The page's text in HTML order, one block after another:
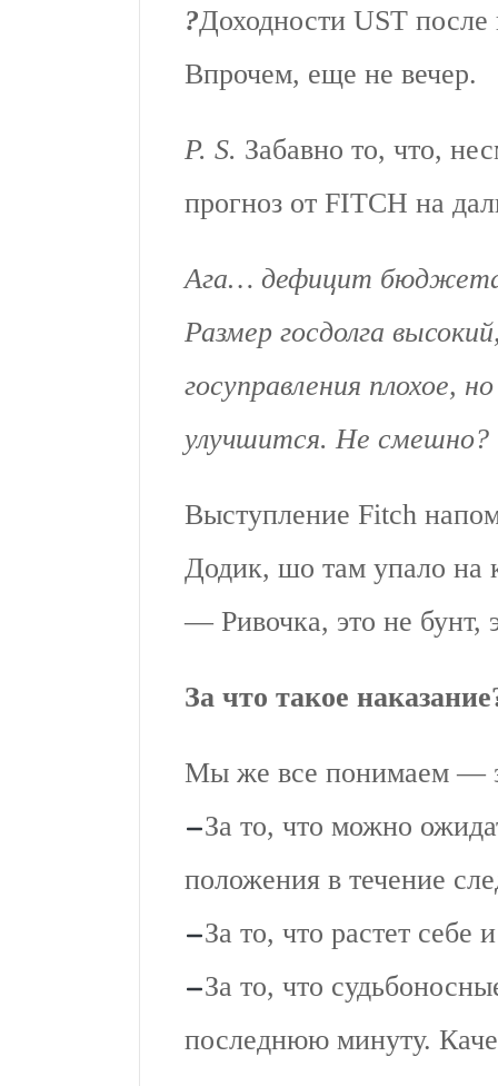
?Доходности UST
Впрочем, еще не вечер.
P. S. Забавно то, что,
прогноз от FITCH на
Ага… дефицит
Размер госдолга
госуправления плохое,
улучшится. Не
Выступление Fitch
Додик, шо там упало на
— Ривочка, это не бунт,
За что такое
Мы же все понимаем —
За то, что можно
положения в течение
За то, что растет себе
За то, что
последнюю минуту.